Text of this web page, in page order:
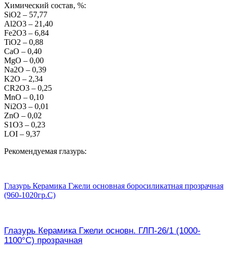
Химический состав, %:
SiO2 – 57,77
Al2O3 – 21,40
Fe2O3 – 6,84
TiO2 – 0,88
CaO – 0,40
MgO – 0,00
Na2O – 0,39
K2O – 2,34
CR2O3 – 0,25
MnO – 0,10
Ni2O3 – 0,01
ZnO – 0,02
S1O3 – 0,23
LOI – 9,37
Рекомендуемая глазурь:
Глазурь Керамика Гжели основная боросиликатная прозрачная
(960-1020гр.С)
Глазурь Керамика Гжели основн. ГЛП-26/1 (1000-
1100°С) прозрачная